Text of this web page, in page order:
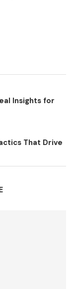
Insights for
That Drive